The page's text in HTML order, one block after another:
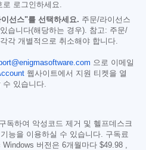
로 로그인하세요.
선스"를 선택하세요. 주문/라이선스
습니다(해당하는 경우). 참고: 주문/
각 개별적으로 취소해야 합니다.
으로 이메일
웹사이트에서 지원 티켓을 열
있습니다.
독하여 악성코드 제거 및 헬프데스크
능을 이용하실 수 있습니다. 구독료
버전은 6개월마다 $49.98